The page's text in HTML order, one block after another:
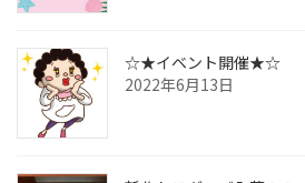
☆★イベント開催★☆
2022年6月13日